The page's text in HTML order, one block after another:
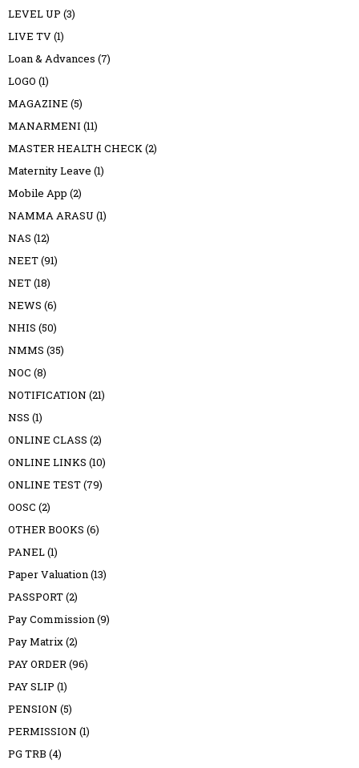
LEVEL UP (3)
LIVE TV(1)
Loan & Advances (7)
LOGO (1)
MAGAZINE (5)
MANARMENI (11)
MASTER HEALTH CHECK(2)
Maternity Leave (1)
Mobile App (2)
NAMMA ARASU (1)
NAS (12)
NEET(91)
NET(18)
NEWS (6)
NHIS (50)
NMMS (35)
NOC (8)
NOTIFICATION (21)
NSS (1)
ONLINE CLASS (2)
ONLINE LINKS (10)
ONLINE TEST(79)
OOSC (2)
OTHER BOOKS (6)
PANEL(1)
Paper Valuation(13)
PASSPORT(2)
Pay Commission(9)
Pay Matrix(2)
PAY ORDER(96)
PAY SLIP (1)
PENSION (5)
PERMISSION (1)
PG TRB (4)